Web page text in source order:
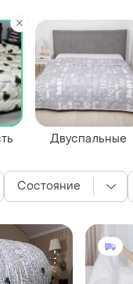
Двуспальные
Состояние